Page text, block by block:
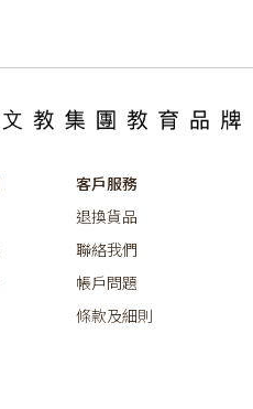
客戶服務
退換貨品
聯絡我們
帳戶問題
條款及細則